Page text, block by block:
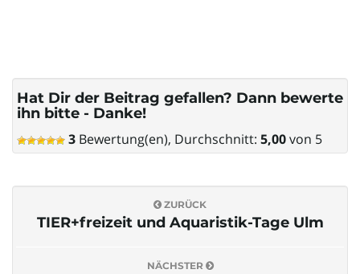
Hat Dir der Beitrag gefallen? Dann bewerte
ihn bitte - Danke!
3 Bewertung(en), Durchschnitt: 5,00von 5
ZURÜCK
TIER+freizeit und Aquaristik-Tage Ulm
NÄCHSTER